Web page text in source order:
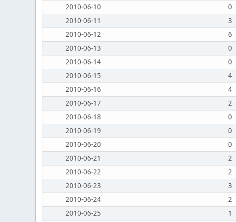
2010-06-10
0
2010-06-11
3
2010-06-12
6
2010-06-13
0
2010-06-14
0
2010-06-15
4
2010-06-16
4
2010-06-17
2
2010-06-18
0
2010-06-19
0
2010-06-20
0
2010-06-21
2
2010-06-22
2
2010-06-23
3
2010-06-24
2
2010-06-25
1